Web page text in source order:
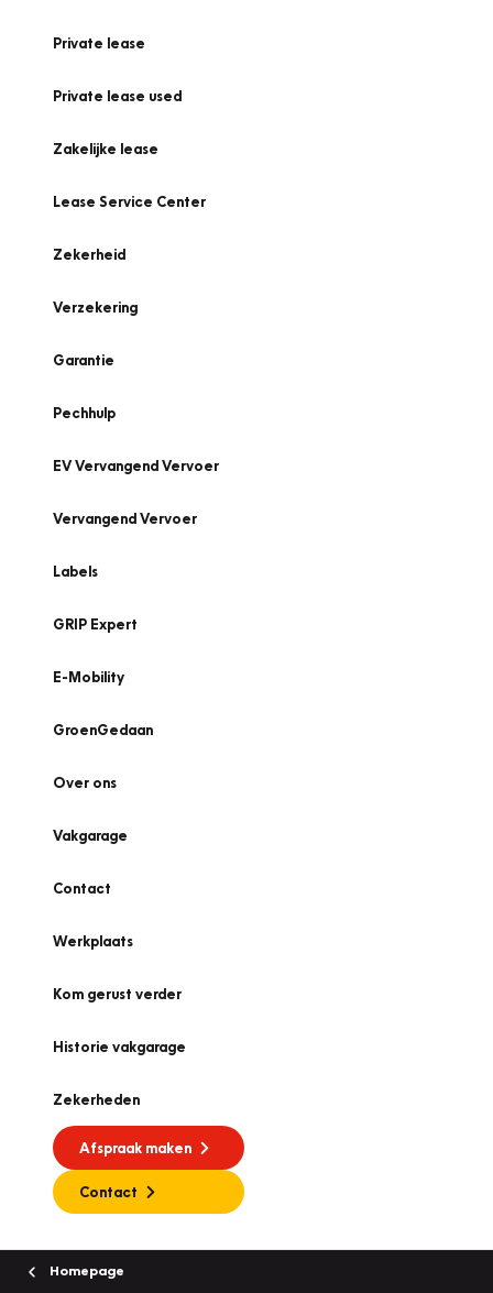
Private lease
Private lease used
Zakelijke lease
Lease Service Center
Zekerheid
Verzekering
Garantie
Pechhulp
EV Vervangend Vervoer
Vervangend Vervoer
Labels
GRIP Expert
E-Mobility
GroenGedaan
Over ons
Vakgarage
Contact
Werkplaats
Kom gerust verder
Historie vakgarage
Zekerheden
Afspraak maken
Contact
Homepage